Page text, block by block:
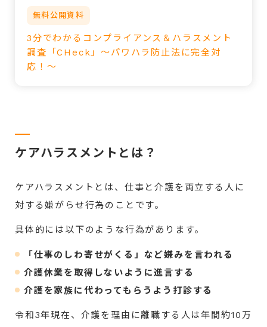
無料公開資料
3分でわかるコンプライアンス＆ハラスメント
調査「CHeck」～パワハラ防止法に完全対
応！～
ケアハラスメントとは？
ケアハラスメントとは、仕事と介護を両立する人に
対する嫌がらせ行為のことです。
具体的には以下のような行為があります。
「仕事のしわ寄せがくる」など嫌みを言われる
介護休業を取得しないように進言する
介護を家族に代わってもらうよう打診する
令和3年現在、介護を理由に離職する人は年間約10万